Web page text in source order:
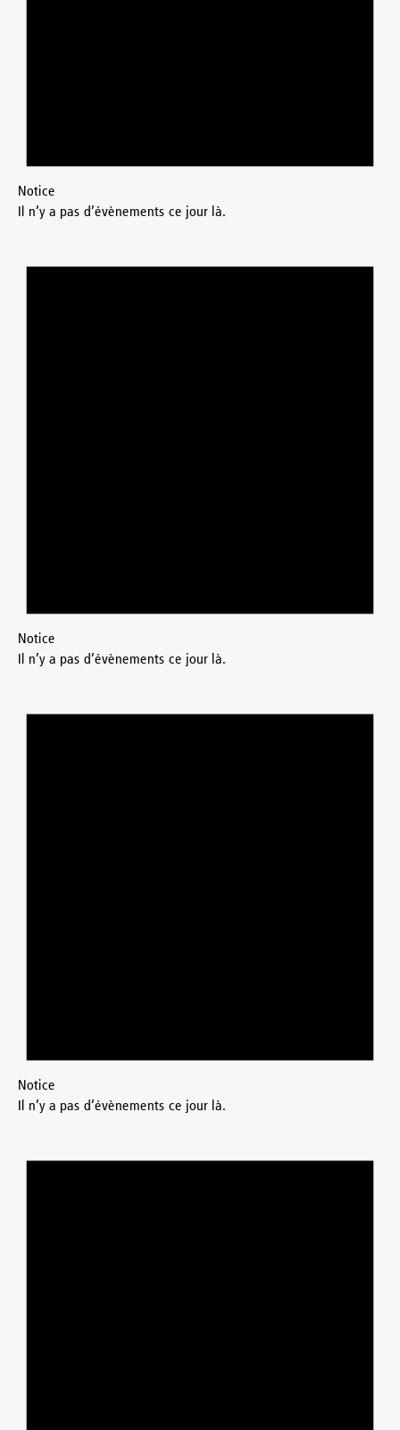
Notice
Il n’y a pas d’évènements ce jour là.
Notice
Il n’y a pas d’évènements ce jour là.
Notice
Il n’y a pas d’évènements ce jour là.